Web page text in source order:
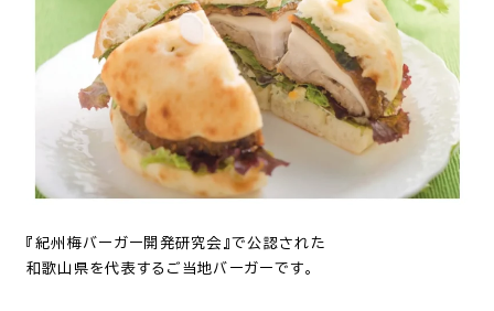
『紀州梅バーガー開発研究会』で公認された
和歌山県を代表するご当地バーガーです。